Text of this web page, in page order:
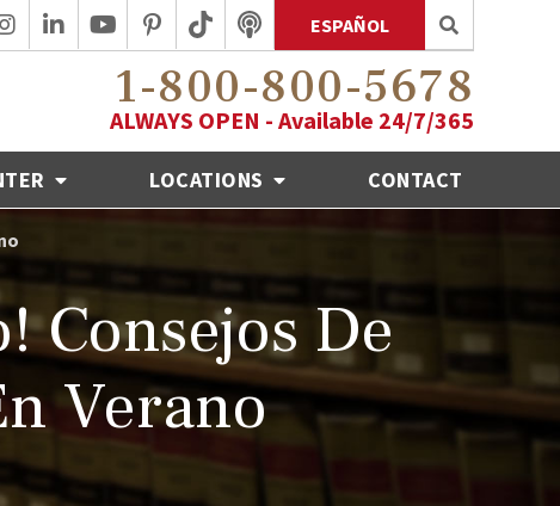
ESPAÑOL
1-800-800-5678
ALWAYS OPEN - Available 24/7/365
LOCATIONS CONTACT
Consejos De
Verano